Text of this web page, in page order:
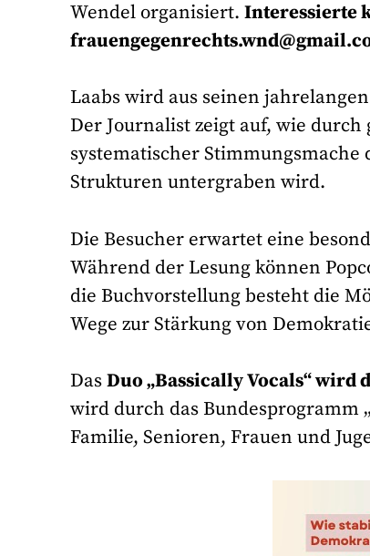
Wendel organisiert.Interessierte
Laabs wird aus seinen
Der Journalist zeigt auf, wie
systematischer
Strukturen untergraben wird.
Die Besucher erwartet eine
Während der Lesung können
die Buchvorstellung besteht die
Wege zur Stärkung von
DasDuo „Bassically Vocals“
wird durch das Bundesprogramm
Familie, Senioren, Frauen und